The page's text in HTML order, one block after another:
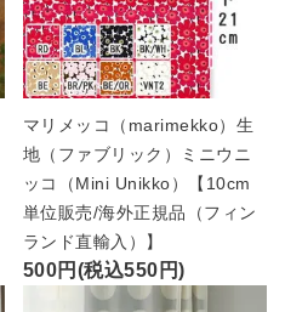
マリメッコ（marimekko）生
地（ファブリック）ミニウニ
ッコ（Mini Unikko）【10cm
単位販売/海外正規品（フィン
ランド直輸入）】
500円(税込550円)